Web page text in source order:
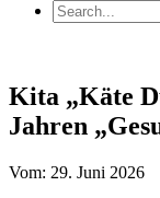
Kita „Käte
Jahren
Vom: 29. Juni 2026